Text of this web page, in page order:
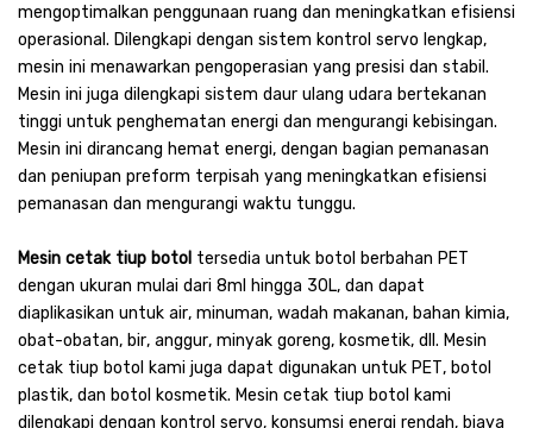
mengoptimalkan penggunaan ruang dan meningkatkan efisiensi
operasional. Dilengkapi dengan sistem kontrol servo lengkap,
mesin ini menawarkan pengoperasian yang presisi dan stabil.
Mesin ini juga dilengkapi sistem daur ulang udara bertekanan
tinggi untuk penghematan energi dan mengurangi kebisingan.
Mesin ini dirancang hemat energi, dengan bagian pemanasan
dan peniupan preform terpisah yang meningkatkan efisiensi
pemanasan dan mengurangi waktu tunggu.
Mesin cetak tiup botol tersedia untuk botol berbahan PET
dengan ukuran mulai dari 8ml hingga 30L, dan dapat
diaplikasikan untuk air, minuman, wadah makanan, bahan kimia,
obat-obatan, bir, anggur, minyak goreng, kosmetik, dll. Mesin
cetak tiup botol kami juga dapat digunakan untuk PET, botol
plastik, dan botol kosmetik. Mesin cetak tiup botol kami
dilengkapi dengan kontrol servo, konsumsi energi rendah, biaya